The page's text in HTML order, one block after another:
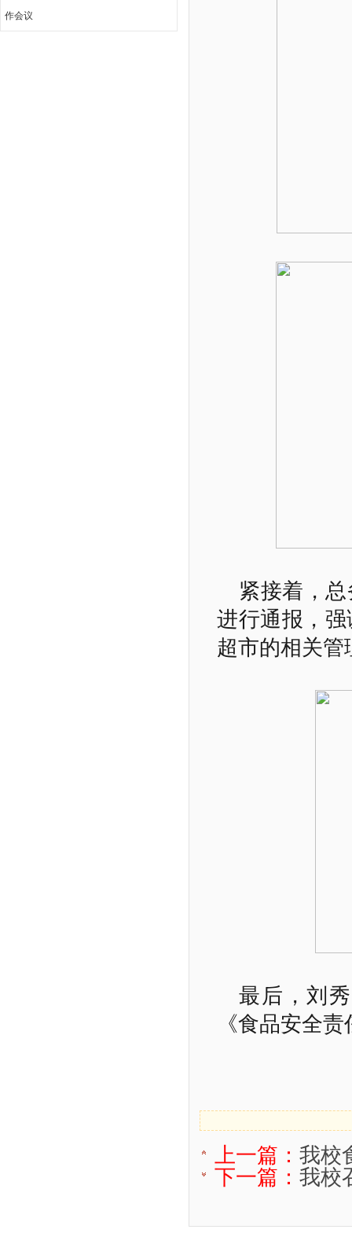
作会议
紧接着，
进行通报，
超市的相关管
最后，刘
《食品安全
上一篇：我校
下一篇：我校